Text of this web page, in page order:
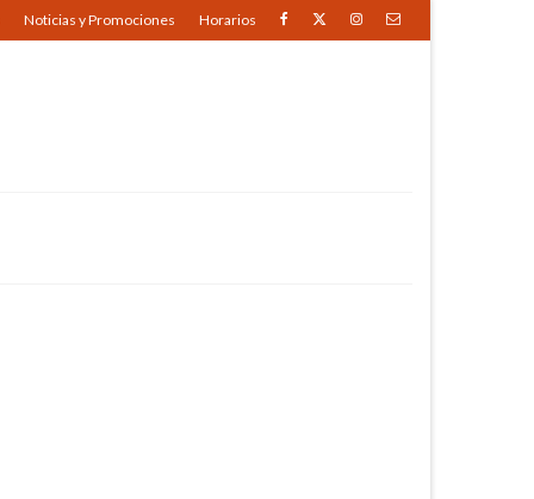
Noticias y Promociones Horarios